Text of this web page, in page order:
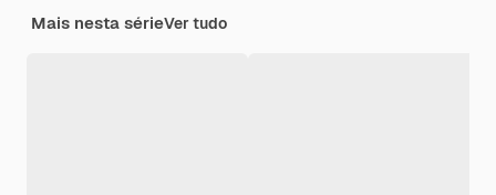
Mais nesta sérieVer tudo